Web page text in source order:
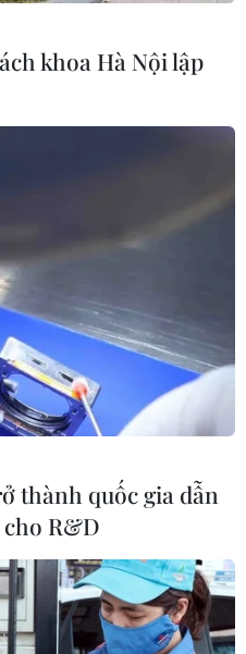
của làng bích
thiên nhiên, nét đẹp
khách.
du lịch vươn mình
khoa Hà Nội lập
thành quốc gia dẫn
R&D